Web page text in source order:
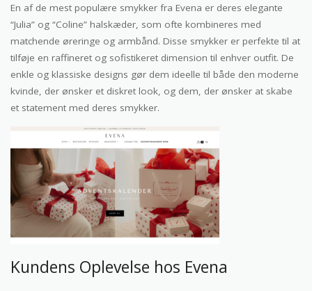
En af de mest populære smykker fra Evena er deres elegante
“Julia” og “Coline” halskæder, som ofte kombineres med
matchende øreringe og armbånd. Disse smykker er perfekte til at
tilføje en raffineret og sofistikeret dimension til enhver outfit. De
enkle og klassiske designs gør dem ideelle til både den moderne
kvinde, der ønsker et diskret look, og dem, der ønsker at skabe
et statement med deres smykker.
Kundens Oplevelse hos Evena